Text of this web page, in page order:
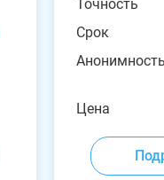
Точность
Срок
Анонимность
Цена